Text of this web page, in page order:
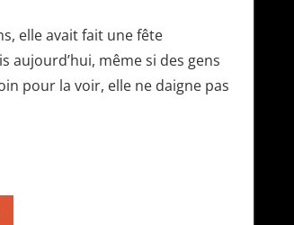
elle avait fait une fête
aujourd’hui, même si des gens
pour la voir, elle ne daigne pas